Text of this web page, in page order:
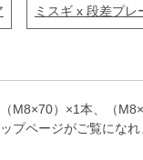
ミスギ x 段差プレ
M8×70）×1本、（
プページがご覧になれ